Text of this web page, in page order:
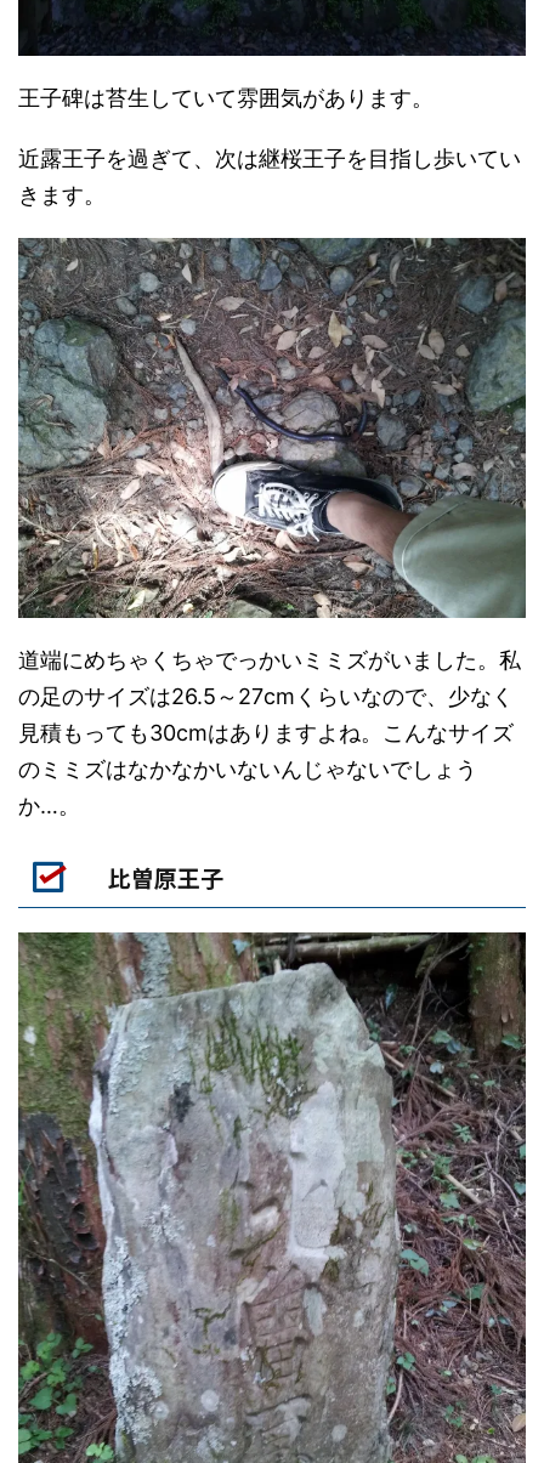
王子碑は苔生していて雰囲気があります。
近露王子を過ぎて、次は継桜王子を目指し歩いてい
きます。
道端にめちゃくちゃでっかいミミズがいました。私
の足のサイズは26.5～27cmくらいなので、少なく
見積もっても30cmはありますよね。こんなサイズ
のミミズはなかなかいないんじゃないでしょう
か…。
比曽原王子